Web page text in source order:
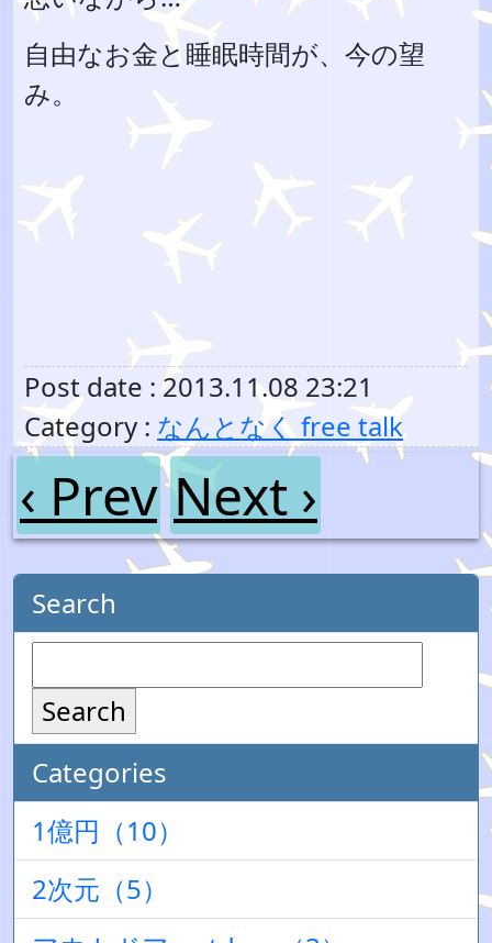
自由なお金と睡眠時間が、今の望
み。
Post date : 2013.11.08 23:21
Category : なんとなく free talk
‹ Prev Next ›
Search
Search
Categories
1億円（10）
2次元（5）